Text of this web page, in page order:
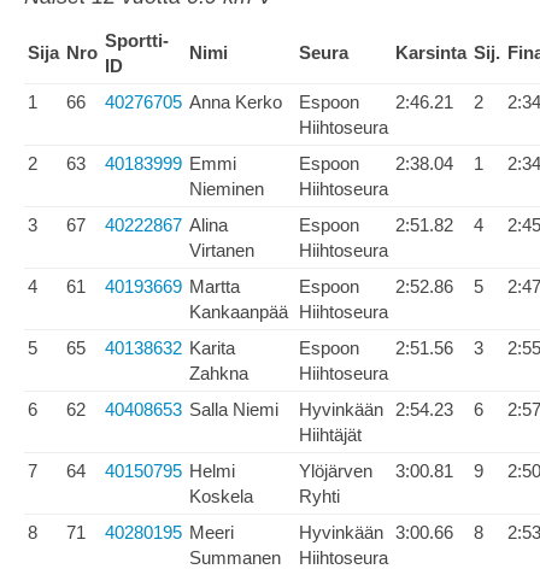
Sija Nro
Sportti-
ID
Nimi Seura Karsinta Sij.
1 66 40276705 Anna Kerko
Espoon
Hiihtoseura
2:46.21 2
2 63 40183999 Emmi
Nieminen
Espoon
Hiihtoseura
2:38.04 1
3 67 40222867 Alina
Virtanen
Espoon
Hiihtoseura
2:51.82 4
4 61 40193669 Martta
Kankaanpää
Espoon
Hiihtoseura
2:52.86 5
5 65 40138632 Karita
Zahkna
Espoon
Hiihtoseura
2:51.56 3
6 62 40408653 Salla Niemi
Hyvinkään
Hiihtäjät
2:54.23 6
7 64 40150795 Helmi
Koskela
Ylöjärven
Ryhti
3:00.81 9
8 71 40280195 Meeri
Summanen
Hyvinkään
Hiihtoseura
3:00.66 8